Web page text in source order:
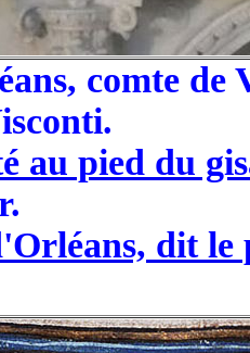
comte de
au pied du
dit le